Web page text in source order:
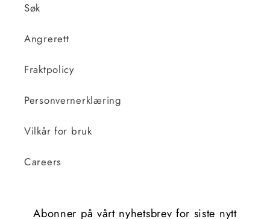
Søk
Angrerett
Fraktpolicy
Personvernerklæring
Vilkår for bruk
Careers
Abonner på vårt nyhetsbrev for siste nytt